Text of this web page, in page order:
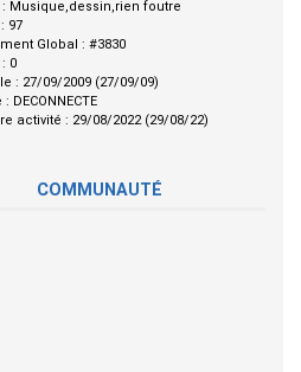
Musique,dessin,rien foutre
97
Global : #3830
0
: 27/09/2009 (27/09/09)
: DECONNECTE
activité : 29/08/2022 (29/08/22)
COMMUNAUTÉ